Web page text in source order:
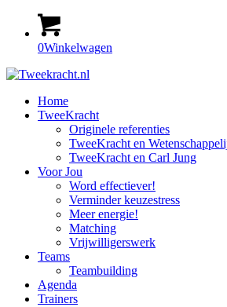
0Winkelwagen
Home
TweeKracht
Originele referenties
TweeKracht en
TweeKracht en Carl Jung
Voor Jou
Word effectiever!
Verminder keuzestress
Meer energie!
Matching
Vrijwilligerswerk
Teams
Teambuilding
Agenda
Trainers